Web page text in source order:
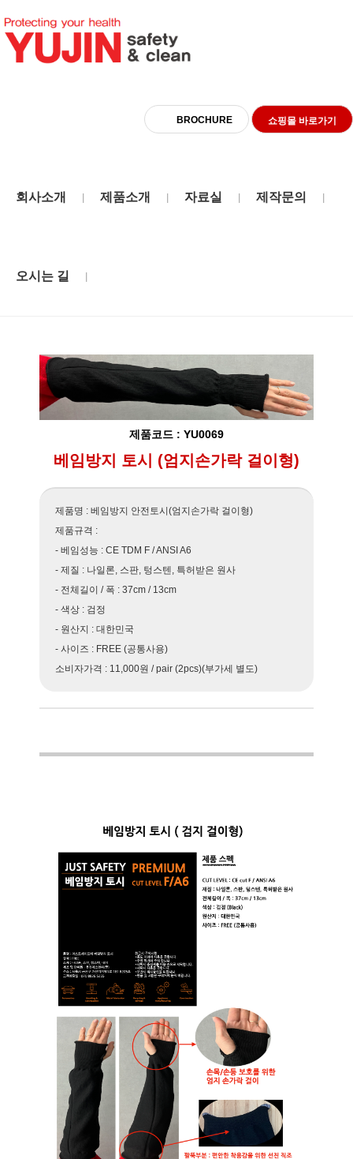
BROCHURE 쇼핑몰 바로가기
회사소개 제품소개 자료실 제작문의
오시는 길
제품코드 : YU0069
베임방지 토시 (엄지손가락 걸이형)
제품명 : 베임방지 안전토시(엄지손가락 걸이형)
제품규격 :
- 베임성능 : CE TDM F / ANSI A6
- 제질 : 나일론, 스판, 텅스텐, 특허받은 원사
- 전체길이 / 폭 : 37cm / 13cm
- 색상 : 검정
- 원산지 : 대한민국
- 사이즈 : FREE (공통사용)
소비자가격 : 11,000원 / pair (2pcs)(부가세 별도)